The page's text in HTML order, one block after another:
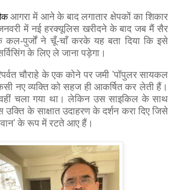
आगरा में आने के बाद लगातार क्षेपकों का शिकार
में नई हरक्यूलिस खरीदने के बाद जब मैं सैर
कल-पुर्जों ने चूँ-चाँ करके यह बता दिया कि इसे
के लिए ले जाना पड़ेगा।
चौराहे के एक कोने पर जमी 'पॉपुलर सायकल
नए व्यक्ति को सहज ही आकर्षित कर लेती हैं।
चला गया था। लेकिन उस साइकिल के साथ
के साक्षात उदाहरण के दर्शन करा दिए जिसे
के रूप में रटते आए हैं।